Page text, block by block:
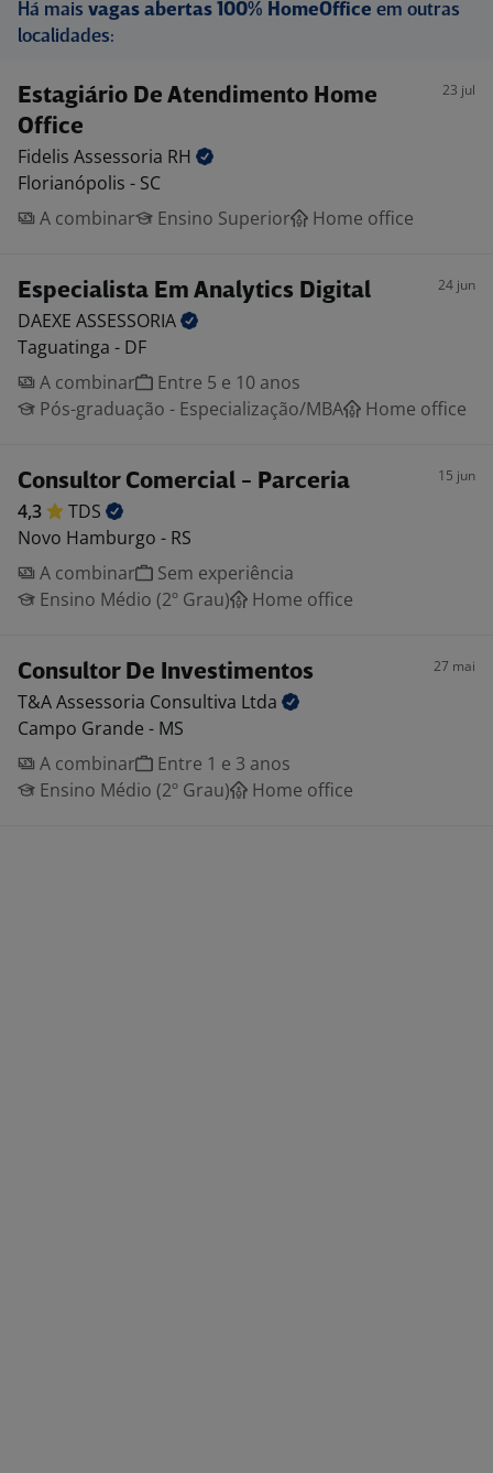
Há mais vagas abertas 100% HomeOffice em outras
localidades:
Estagiário De Atendimento Home
Office
23 jul
Fidelis Assessoria RH
Florianópolis - SC
A combinar
Ensino Superior Home office
Especialista Em Analytics Digital 24 jun
DAEXE ASSESSORIA
Taguatinga - DF
A combinar
Entre 5 e 10 anos
Pós-graduação - Especialização/MBA
Home office
Consultor Comercial - Parceria 15 jun
4,3
TDS
Novo Hamburgo - RS
A combinar
Sem experiência
Ensino Médio (2º Grau)
Home office
Consultor De Investimentos 27 mai
T&A Assessoria Consultiva Ltda
Campo Grande - MS
A combinar
Entre 1 e 3 anos
Ensino Médio (2º Grau)
Home office